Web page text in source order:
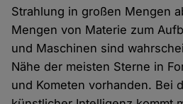
Strahlung in großen Mengen
Mengen von Materie zum
und Maschinen sind
Nähe der meisten Sterne in
und Kometen vorhanden. Bei